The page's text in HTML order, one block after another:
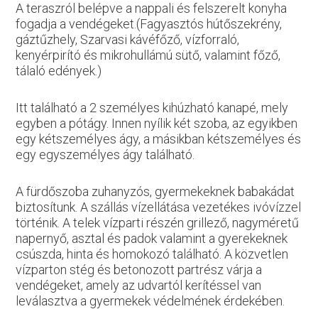
A teraszról belépve a nappali és felszerelt konyha
fogadja a vendégeket.(Fagyasztós hútőszekrény,
gáztűzhely, Szarvasi kávéfőző, vízforraló,
kenyérpirító és mikrohullámú sütő, valamint főző,
tálaló edények.)
Itt található a 2 személyes kihúzható kanapé, mely
egyben a pótágy. Innen nyílik két szoba, az egyikben
egy kétszemélyes ágy, a másikban kétszemélyes és
egy egyszemélyes ágy található.
A fürdőszoba zuhanyzós, gyermekeknek babakádat
biztosítunk. A szállás vízellátása vezetékes ivóvízzel
történik. A telek vízparti részén grillező, nagyméretű
napernyő, asztal és padok valamint a gyerekeknek
csúszda, hinta és homokozó található. A közvetlen
vízparton stég és betonozott partrész várja a
vendégeket, amely az udvartól kerítéssel van
leválasztva a gyermekek védelmének érdekében.